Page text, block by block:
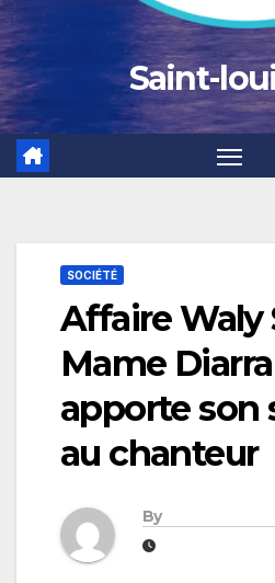
Saint-
SOCIÉTÉ
Affaire Waly
Mame
apporte son
au chanteur
By